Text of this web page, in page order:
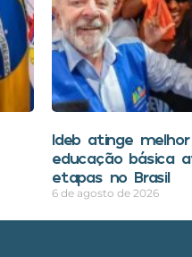
Ideb atinge
educação básica
etapas no Brasil
6 de agosto de 2026